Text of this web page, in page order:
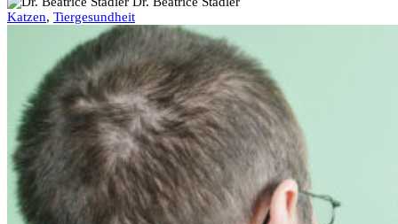
Katzen, Tiergesundheit